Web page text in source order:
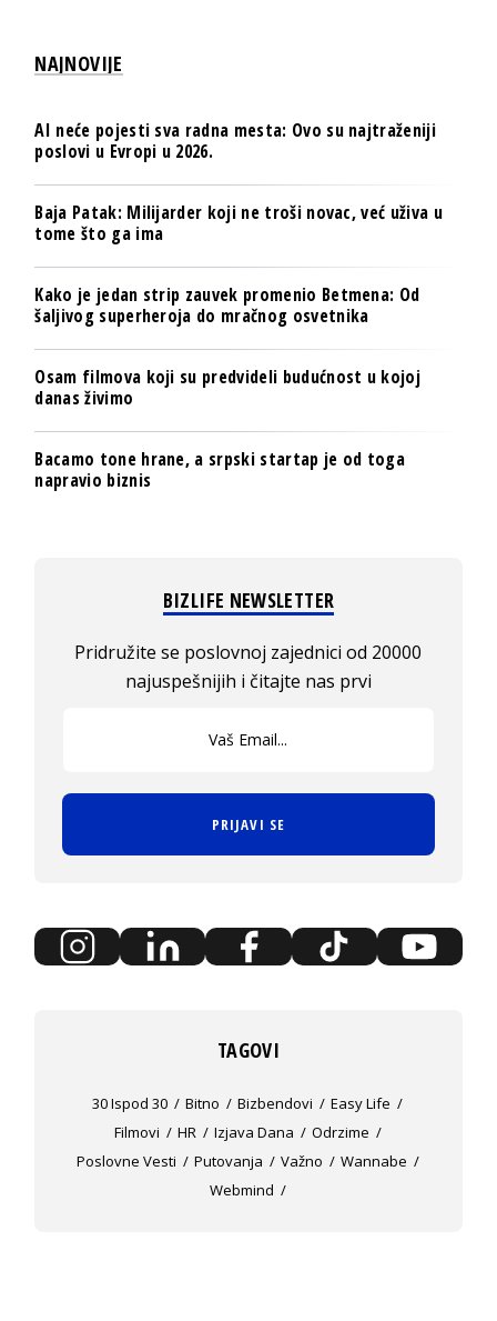
NAJNOVIJE
AI neće pojesti sva radna mesta: Ovo su najtraženiji
poslovi u Evropi u 2026.
Baja Patak: Milijarder koji ne troši novac, već uživa u
tome što ga ima
Kako je jedan strip zauvek promenio Betmena: Od
šaljivog superheroja do mračnog osvetnika
Osam filmova koji su predvideli budućnost u kojoj
danas živimo
Bacamo tone hrane, a srpski startap je od toga
napravio biznis
BIZLIFE NEWSLETTER
Pridružite se poslovnoj zajednici od 20000
najuspešnijih i čitajte nas prvi
PRIJAVI SE
TAGOVI
30 Ispod 30 Bitno Bizbendovi
Easy Life
Filmovi
HR Izjava Dana
Odrzime
Poslovne Vesti
Putovanja Važno
Wannabe
Webmind